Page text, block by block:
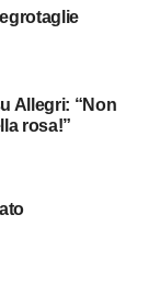
Allegri: “Non
rosa!”